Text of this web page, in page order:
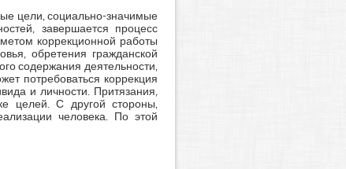
цели, социально-значимые
завершается процесс
коррекционной работы
обретения гражданской
содержания деятельности,
потребоваться коррекция
и личности. Притязания,
целей. С другой стороны,
человека. По этой